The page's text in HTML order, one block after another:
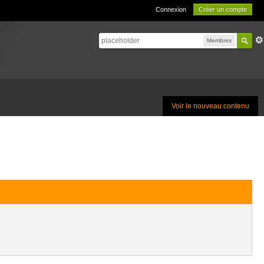
Connexion Créer un compte
Membres
Voir le nouveau contenu